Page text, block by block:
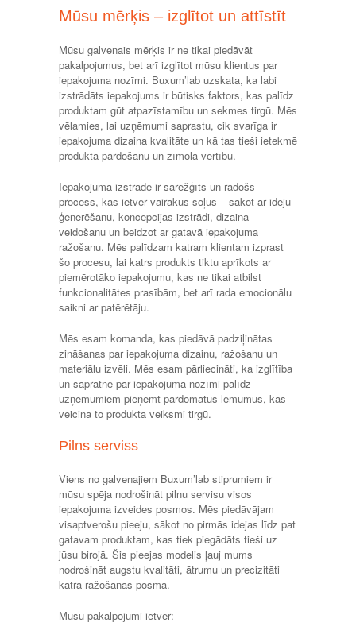
Mūsu mērķis – izglītot un attīstīt
Mūsu galvenais mērķis ir ne tikai piedāvāt
pakalpojumus, bet arī izglītot mūsu klientus par
iepakojuma nozīmi. Buxum’lab uzskata, ka labi
izstrādāts iepakojums ir būtisks faktors, kas palīdz
produktam gūt atpazīstamību un sekmes tirgū. Mēs
vēlamies, lai uzņēmumi saprastu, cik svarīga ir
iepakojuma dizaina kvalitāte un kā tas tieši ietekmē
produkta pārdošanu un zīmola vērtību.
Iepakojuma izstrāde ir sarežģīts un radošs
process, kas ietver vairākus soļus – sākot ar ideju
ģenerēšanu, koncepcijas izstrādi, dizaina
veidošanu un beidzot ar gatavā iepakojuma
ražošanu. Mēs palīdzam katram klientam izprast
šo procesu, lai katrs produkts tiktu aprīkots ar
piemērotāko iepakojumu, kas ne tikai atbilst
funkcionalitātes prasībām, bet arī rada emocionālu
saikni ar patērētāju.
Mēs esam komanda, kas piedāvā padziļinātas
zināšanas par iepakojuma dizainu, ražošanu un
materiālu izvēli. Mēs esam pārliecināti, ka izglītība
un sapratne par iepakojuma nozīmi palīdz
uzņēmumiem pieņemt pārdomātus lēmumus, kas
veicina to produkta veiksmi tirgū.
Pilns serviss
Viens no galvenajiem Buxum’lab stiprumiem ir
mūsu spēja nodrošināt pilnu servisu visos
iepakojuma izveides posmos. Mēs piedāvājam
visaptverošu pieeju, sākot no pirmās idejas līdz pat
gatavam produktam, kas tiek piegādāts tieši uz
jūsu birojā. Šis pieejas modelis ļauj mums
nodrošināt augstu kvalitāti, ātrumu un precizitāti
katrā ražošanas posmā.
Mūsu pakalpojumi ietver: